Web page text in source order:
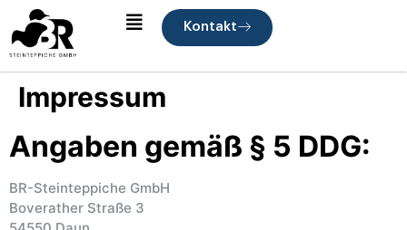
Kontakt
Impressum
Angaben gemäß § 5 DDG:
BR-Steinteppiche GmbH
Boverather Straße 3